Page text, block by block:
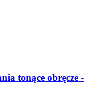
tonące obręcze -